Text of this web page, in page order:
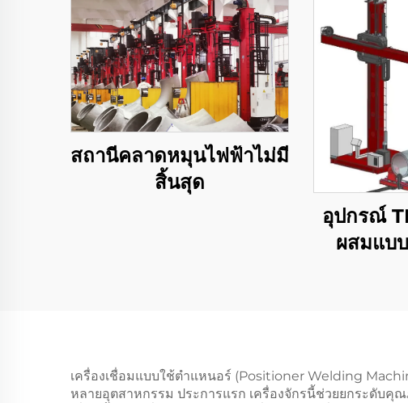
สถานีคลาดหมุนไฟฟ้าไม่มี
สิ้นสุด
อุปกรณ์
ผสมแบ
เครื่องเชื่อมแบบใช้ตำแหนอร์ (Positioner Welding
หลายอุตสาหกรรม ประการแรก เครื่องจักรนี้ช่วยยกระดับ